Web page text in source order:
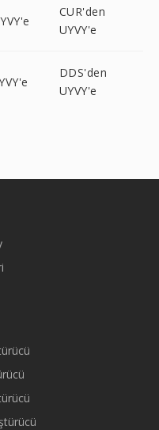
CUR'den
UYVY'e
DDS'den
UYVY'e